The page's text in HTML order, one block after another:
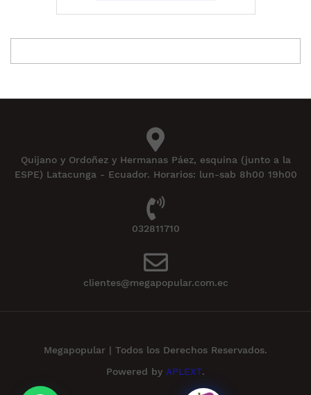
Quijano y Ordoñez y Hermanas Páez, esquina (junto a la
ESPE) Latacunga - Ecuador. Horarios: lun-sab 8h00 19h00
032811710
clientes@megapopular.com.ec
Megapopular | Todos los Derechos Reservados.
Powered by APLEXT.